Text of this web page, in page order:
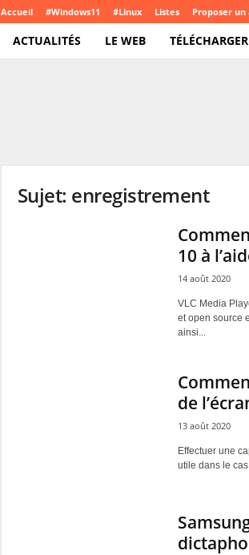
Accueil #Windows11 #Linux Listes Proposer
ACTUALITÉS LE WEB TÉLÉCHARGER
Sujet: enregistrement
10 à
14 août 2020
VLC Media
et open source
ainsi...
de
13 août 2020
Effectuer une
utile dans le